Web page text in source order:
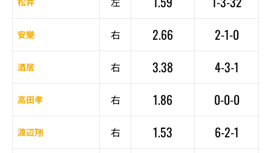
安樂 右 2.66 2-1-0
酒居 右 3.38 4-3-1
高田孝 右 1.86 0-0-0
渡辺翔 右 1.53 6-2-1